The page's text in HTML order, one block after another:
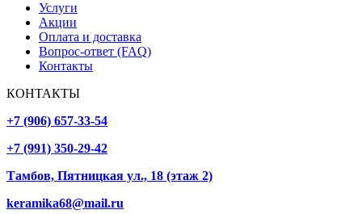
Услуги
Акции
Оплата и доставка
Вопрос-ответ (FAQ)
Контакты
КОНТАКТЫ
+7 (906) 657-33-54
+7 (991) 350-29-42
Тамбов, Пятницкая ул., 18 (этаж 2)
keramika68@mail.ru